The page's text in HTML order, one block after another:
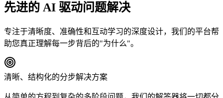
先进的 AI 驱动问题解决
专注于清晰度、准确性和互动学习的深度设计，我们的平台帮
助您真正理解每一步背后的"为什么"。
清晰、结构化的分步解决方案